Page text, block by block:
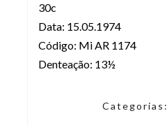
30c
Data: 15.05.1974
Código: Mi AR 1174
Denteação: 13½
Categorias: